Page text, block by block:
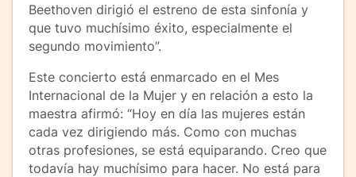
Beethoven dirigió el estreno de esta sinfonía y
que tuvo muchísimo éxito, especialmente el
segundo movimiento”.
Este concierto está enmarcado en el Mes
Internacional de la Mujer y en relación a esto la
maestra afirmó: “Hoy en día las mujeres están
cada vez dirigiendo más. Como con muchas
otras profesiones, se está equiparando. Creo que
todavía hay muchísimo para hacer. No está para